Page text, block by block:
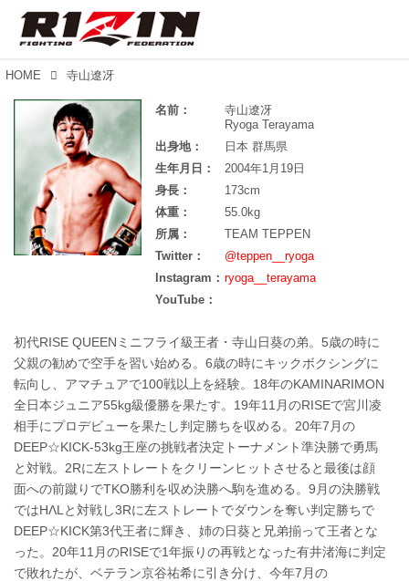
HOME 寺山遼冴
名前：
寺山遼冴
Ryoga Terayama
出身地：
日本 群馬県
生年月日：
2004年1月19日
身長：
173cm
体重：
55.0kg
所属：
TEAM TEPPEN
Twitter：
@teppen__ryoga
Instagram： ryoga__terayama
YouTube：
初代RISE QUEENミニフライ級王者・寺山日葵の弟。5歳の時に
父親の勧めで空手を習い始める。6歳の時にキックボクシングに
転向し、アマチュアで100戦以上を経験。18年のKAMINARIMON
全日本ジュニア55kg級優勝を果たす。19年11月のRISEで宮川凌
相手にプロデビューを果たし判定勝ちを収める。20年7月の
DEEP☆KICK-53kg王座の挑戦者決定トーナメント準決勝で勇馬
と対戦。2Rに左ストレートをクリーンヒットさせると最後は顔
面への前蹴りでTKO勝利を収め決勝へ駒を進める。9月の決勝戦
ではHΛLと対戦し3Rに左ストレートでダウンを奪い判定勝ちで
DEEP☆KICK第3代王者に輝き、姉の日葵と兄弟揃って王者とな
った。20年11月のRISEで1年振りの再戦となった有井渚海に判定
で敗れたが、ベテラン京谷祐希に引き分け、今年7月の